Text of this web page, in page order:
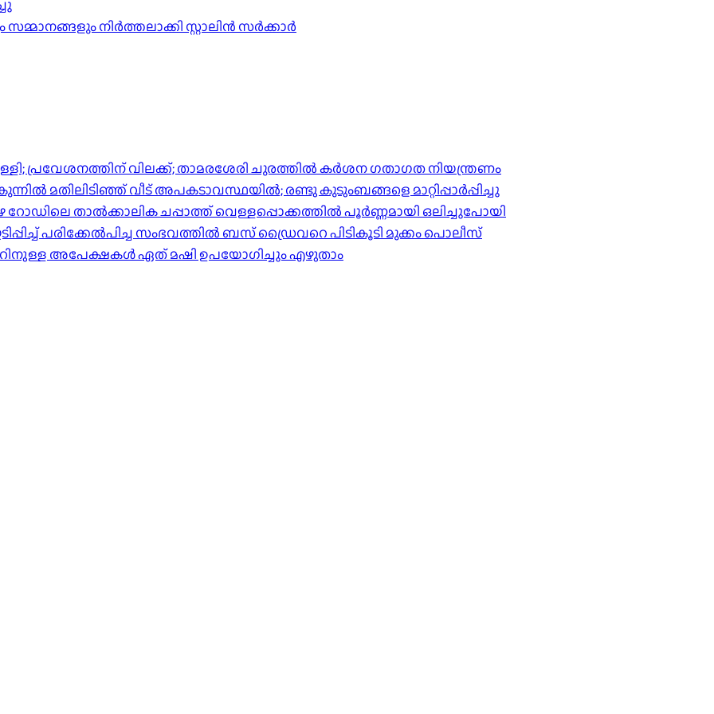
നിര്‍ത്തലാക്കി സ്റ്റാലിന്‍ സര്‍ക്കാര്‍
പ്രവേശനത്തിന് വിലക്ക്; താമരശേരി ചുരത്തില്‍ കര്‍ശന ഗതാഗത നിയന്ത്രണം
മതിലിടിഞ്ഞ് വീട് അപകടാവസ്ഥയിൽ; രണ്ടു കുടുംബങ്ങളെ മാറ്റിപ്പാർപ്പിച്ചു
താൽക്കാലിക ചപ്പാത്ത് വെള്ളപ്പൊക്കത്തിൽ പൂർണ്ണമായി ഒലിച്ചുപോയി
പരിക്കേൽപിച്ച സംഭവത്തിൽ ബസ് ഡ്രൈവറെ പിടികൂടി മുക്കം പൊലീസ്
അപേക്ഷകൾ ഏത് മഷി ഉപയോഗിച്ചും എഴുതാം